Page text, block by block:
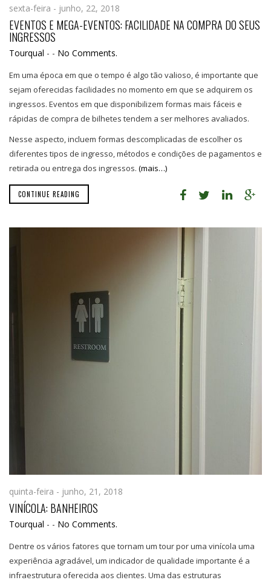
sexta-feira - junho, 22, 2018
EVENTOS E MEGA-EVENTOS: FACILIDADE NA COMPRA DO SEUS
INGRESSOS
Tourqual - - No Comments.
Em uma época em que o tempo é algo tão valioso, é importante que
sejam oferecidas facilidades no momento em que se adquirem os
ingressos. Eventos em que disponibilizem formas mais fáceis e
rápidas de compra de bilhetes tendem a ser melhores avaliados.
Nesse aspecto, incluem formas descomplicadas de escolher os
diferentes tipos de ingresso, métodos e condições de pagamentos e
retirada ou entrega dos ingressos. (mais…)
CONTINUE READING
quinta-feira - junho, 21, 2018
VINÍCOLA: BANHEIROS
Tourqual - - No Comments.
Dentre os vários fatores que tornam um tour por uma vinícola uma
experiência agradável, um indicador de qualidade importante é a
infraestrutura oferecida aos clientes. Uma das estruturas